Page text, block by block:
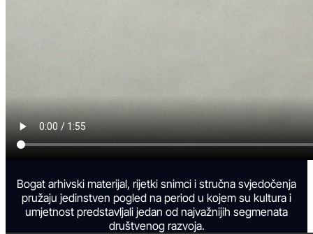
Bogat arhivski materijal, rijetki snimci i stručna svjedočenja
pružaju jedinstven pogled na period u kojem su kultura i
umjetnost predstavljali jedan od najvažnijih segmenata
društvenog razvoja.